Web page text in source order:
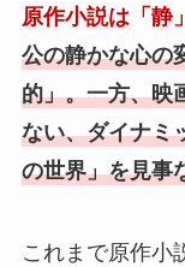
原作小説は「静
公の静かな心の
的」。一方、映
ない、ダイナミ
の世界」を見事
これまで原作小